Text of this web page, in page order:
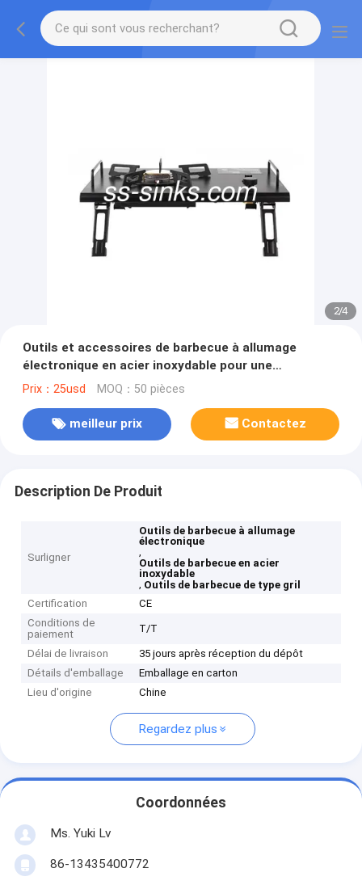
2/4
Outils et accessoires de barbecue à allumage
électronique en acier inoxydable pour une
expérience de grillage ultime
Prix：25usd MOQ：50 pièces
meilleur prix Contactez
Description De Produit
Surligner
Outils de barbecue à allumage
électronique
,
Outils de barbecue en acier
inoxydable
, Outils de barbecue de type gril
Certification
CE
Conditions de
paiement
T/T
Délai de livraison
35 jours après réception du dépôt
Détails d'emballage
Emballage en carton
Lieu d'origine
Chine
Regardez plus
Coordonnées
Ms. Yuki Lv
86-13435400772